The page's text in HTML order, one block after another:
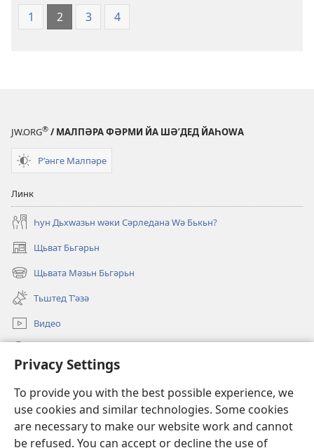
Privacy Settings
To provide you with the best possible experience, we
use cookies and similar technologies. Some cookies
are necessary to make our website work and cannot
be refused. You can accept or decline the use of
1 2 3 4
JW.ORG® / МАЛПӘРА ФӘРМИ ЙА ШӘʹДЕД ЙАҺОWА
Рʹәнге Малпәре
Линк
Һун Дьхԝазьн ԝәки Сәрледана Ԝә Бькьн?
Щьват Бьгәрьн
(opens
new
window)
Щьвата Мәзьн Бьгәрьн
(opens
new
window)
Тьштед Тʹәзә
Видео
(opens
window)КʹЬТЕБХАНӘЙА ОНЛАЙН йа Бьрща Qәрәwьлийе
(opens
new